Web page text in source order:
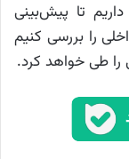
تا پیش‌بینی
جهانی و داخلی را بررسی کنیم
را طی خواهد کرد.